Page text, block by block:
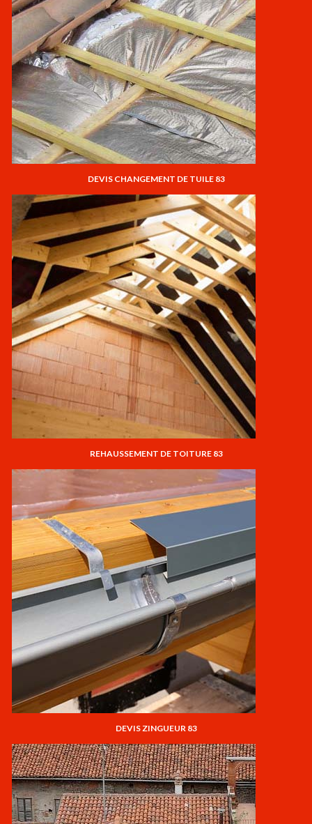
DEVIS CHANGEMENT DE TUILE 83
REHAUSSEMENT DE TOITURE 83
DEVIS ZINGUEUR 83